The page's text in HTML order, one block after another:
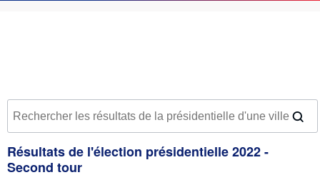
Résultats de l'élection présidentielle 2022 -
Second tour